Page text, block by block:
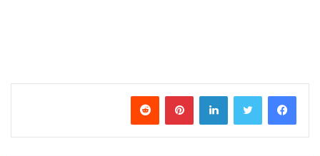
فيسبوك تويتر لينكدإن بينتيريست